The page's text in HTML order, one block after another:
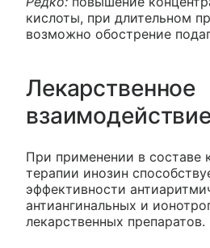
кислоты, при длительном
возможно обострение
Лекарственное
При применении в составе
терапии инозин
эффективности
антиангинальных и
лекарственных препаратов.